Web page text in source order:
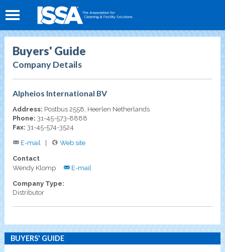
Buyers' Guide
Company Details
Alpheios International BV
Address: Postbus 2558, Heerlen Netherlands
Phone: 31-45-573-8888
Fax: 31-45-574-3524
E-mail Web site
Contact
Wendy Klomp
E-mail
Company Type:
Distributor
BUYERS' GUIDE